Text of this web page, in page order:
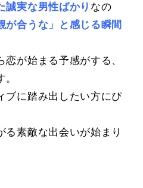
誠実な男性ばかり なの
が合うな」と感じる瞬間
が始まる予感がする、
ブに踏み出したい方にぴ
る素敵な出会いが始まり